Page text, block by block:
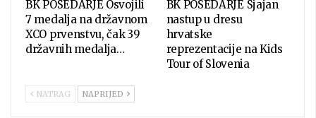
BK POSEDARJE Osvojili
7 medalja na državnom
XCO prvenstvu, čak 39
državnih medalja…
BK POSEDARJE Sjajan
nastup u dresu
hrvatske
reprezentacije na Kids
Tour of Slovenia
NATRAG NAPRIJED